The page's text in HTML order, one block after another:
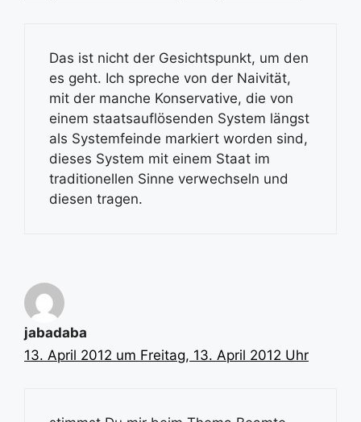
Das ist nicht der Gesichtspunkt, um den
es geht. Ich spreche von der Naivität,
mit der manche Konservative, die von
einem staatsauflösenden System längst
als Systemfeinde markiert worden sind,
dieses System mit einem Staat im
traditionellen Sinne verwechseln und
diesen tragen.
jabadaba
13. April 2012 um Freitag, 13. April 2012 Uhr